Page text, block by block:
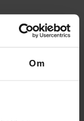
Om
Men passer
de rette
Tee er